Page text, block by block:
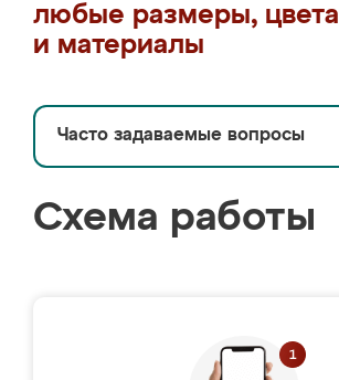
любые размеры, цвета
и материалы
Часто задаваемые вопросы
Схема работы